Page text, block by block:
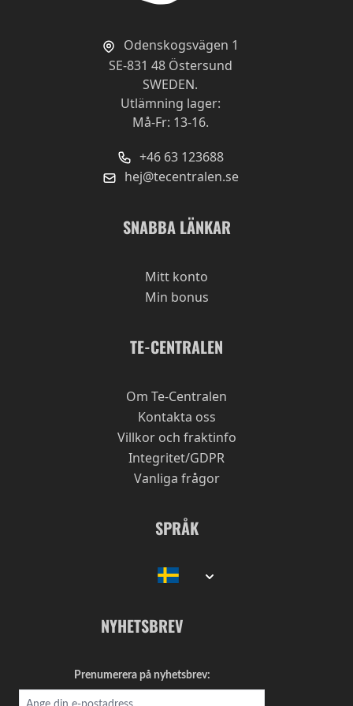
Odenskogsvägen 1
SE-831 48 Östersund
SWEDEN.
Utlämning lager:
Må-Fr: 13-16.
+46 63 123688
hej@tecentralen.se
SNABBA LÄNKAR
Mitt konto
Min bonus
TE-CENTRALEN
Om Te-Centralen
Kontakta oss
Villkor och fraktinfo
Integritet/GDPR
Vanliga frågor
SPRÅK
NYHETSBREV
Prenumerera på nyhetsbrev: